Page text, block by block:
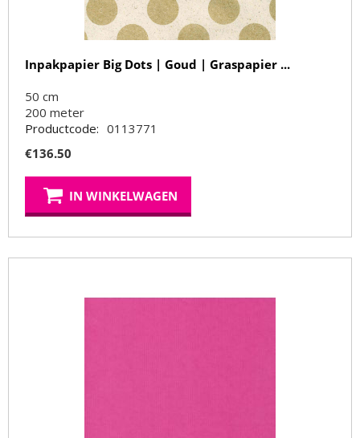
Inpakpapier Big Dots | Goud | Graspapier ...
50 cm
200 meter
Productcode: 0113771
€136.50
IN WINKELWAGEN